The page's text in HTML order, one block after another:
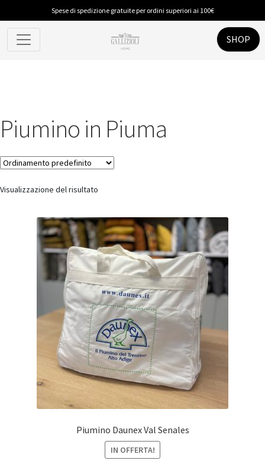
Spese di spedizione gratuite per ordini superiori ai 100€
SHOP
Piumino in Piuma
Visualizzazione del risultato
Piumino Daunex Val Senales
IN OFFERTA!